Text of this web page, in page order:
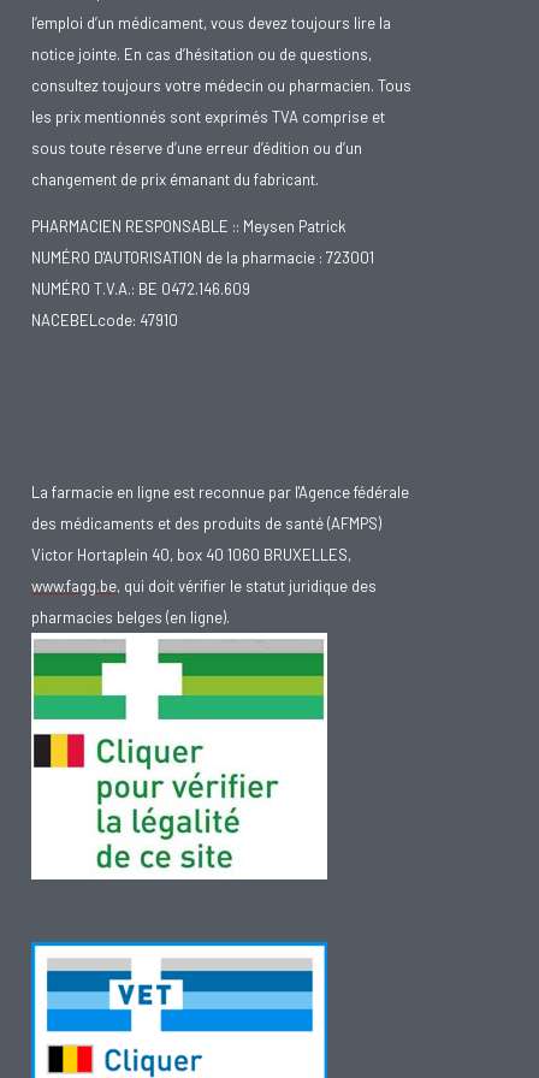
virus les plus fréquents chez l'homme. 8 à 9 personnes sur 10
sont porteuses de ce virus. Les parents contaminent
souvent leurs enfants avant l'âge de cinq ans. Ce premier
contact avec le virus passe souvent inaperçu, quoique
certains enfants puissent en être très affectés. Une fois la
personne contaminée, le virus reste présent à vie dans son
corps. Si l'on est affaibli ou fatigué, le virus s'active. Le soleil
peut être aussi un facteur de déclenchement. Il est donc
nécessaire de protéger ses lèvres contre les U.V.. Le virus se
propage par les nerfs jusqu'à la peau. A ce moment un
secs. Lisez le texte de notre guide: comment se soigner soi-
même.
Une mauvaise haleine
Une mauvaise haleine (halitose) est un problème auquel
beaucoup de personnes sont confrontées tôt ou tard. Selon
les estimations, 40 % des personnes sont sujettes à une
mauvaise haleine. Il y a différentes causes à cela. Une
mauvaise hygiène buccale, des mauvaises dents et des
affections de la gencive, mais aussi certains aliments, le
tabac, l'alcool, l'emploi de certains médicaments et des
maladies telles le diabète, les affections des reins, de
soi-même.
Une bouche sèche
Une bouche sèche (Xérostomie) est une sensation anormale
l’emploi d’un médicament, vous devez toujours lire la
notice jointe. En cas d’hésitation ou de questions,
consultez toujours votre médecin ou pharmacien. Tous
les prix mentionnés sont exprimés TVA comprise et
sous toute réserve d’une erreur d’édition ou d’un
changement de prix émanant du fabricant.
PHARMACIEN RESPONSABLE :: Meysen Patrick
NUMÉRO D'AUTORISATION de la pharmacie : 723001
NUMÉRO T.V.A.: BE 0472.146.609
NACEBELcode: 47910
La farmacie en ligne est reconnue par l'Agence fédérale
des médicaments et des produits de santé (AFMPS)
Victor Hortaplein 40, box 40 1060 BRUXELLES,
www.fagg.be, qui doit vérifier le statut juridique des
pharmacies belges (en ligne).